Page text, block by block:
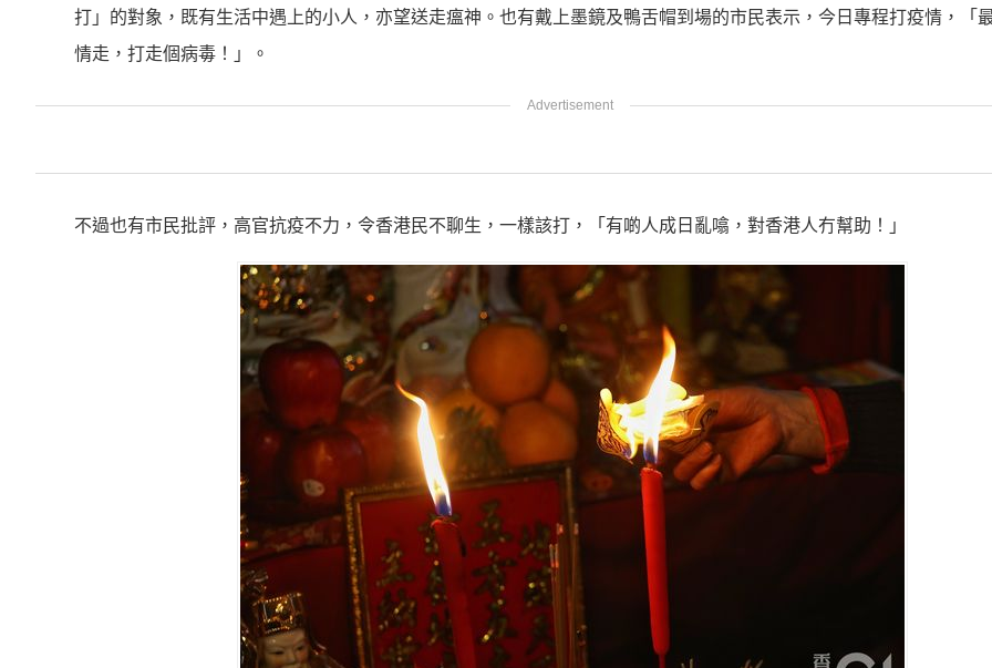
打」的對象，既有生活中遇上的小人，亦望送走瘟神。也有戴上墨鏡及鴨舌帽到場的市民表示，今日專程打疫情，「
情走，打走個病毒！」。
不過也有市民批評，高官抗疫不力，令香港民不聊生，一樣該打，「有啲人成日亂噏，對香港人冇幫助！」